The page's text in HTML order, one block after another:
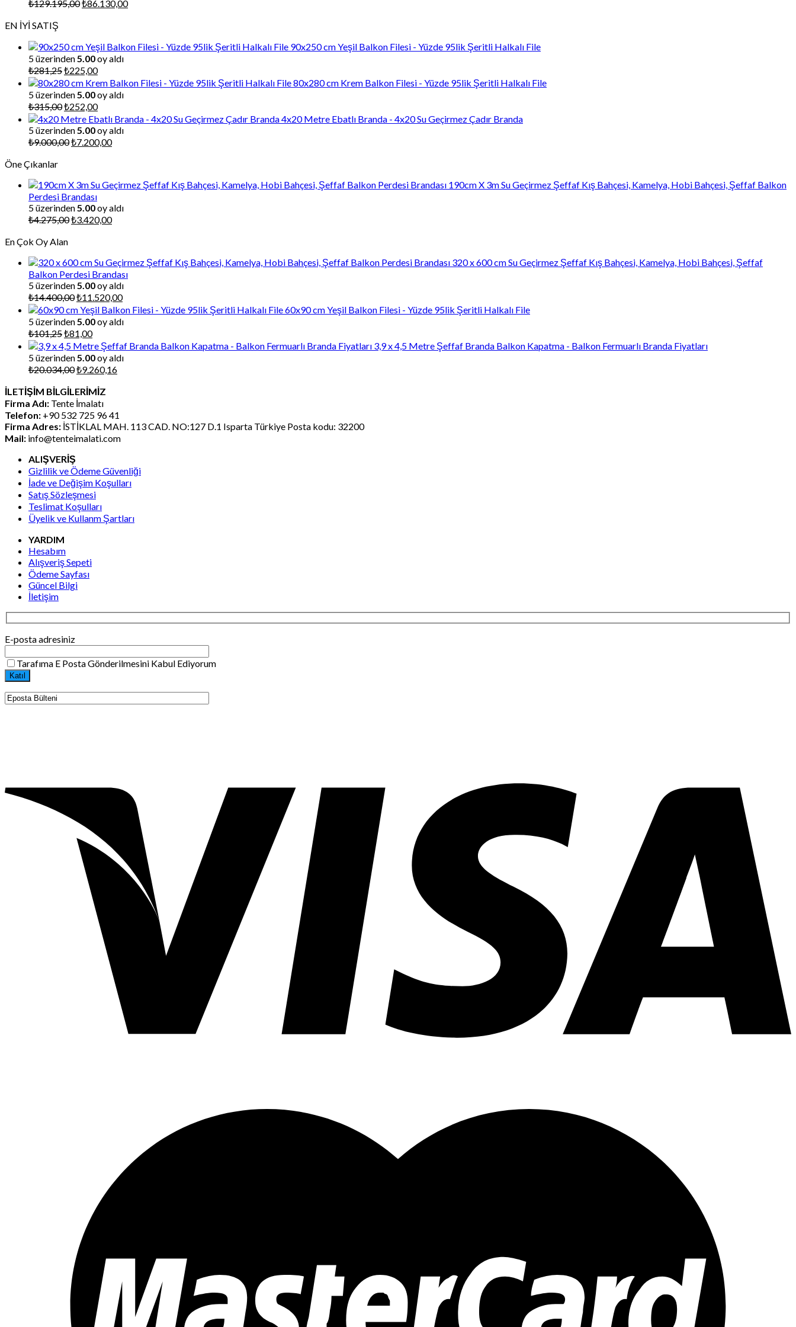
₺129.195,00₺86.130,00
EN İYİ SATIŞ
90x250 cm Yeşil Balkon Filesi - Yüzde 95lik Şeritli Halkalı File
5 üzerinden5.00oy aldı
₺281,25Orijinal
fiyat:
₺281,25.
₺225,00Şu
andaki
fiyat:
₺225,00.
80x280 cm Krem Balkon Filesi - Yüzde 95lik Şeritli Halkalı File
5 üzerinden5.00oy aldı
₺315,00Orijinal
fiyat:
₺315,00.
₺252,00Şu
andaki
fiyat:
₺252,00.
4x20 Metre Ebatlı Branda - 4x20 Su Geçirmez Çadır Branda
5 üzerinden5.00oy aldı
₺9.000,00Orijinal
₺7.200,00Şu
Öne Çıkanlar
190cm X 3m Su Geçirmez Şeffaf Kış Bahçesi, Kamelya, Hobi Bahçesi, Şeffaf Balkon
Perdesi Brandası
5 üzerinden5.00oy aldı
₺4.275,00Orijinal
₺3.420,00Şu
En Çok Oy Alan
320 x 600 cm Su Geçirmez Şeffaf Kış Bahçesi, Kamelya, Hobi Bahçesi, Şeffaf
Balkon Perdesi Brandası
5 üzerinden5.00oy aldı
₺14.400,00Orijinal
fiyat:
₺14.400,00.
₺11.520,00Şu
andaki
fiyat:
60x90 cm Yeşil Balkon Filesi - Yüzde 95lik Şeritli Halkalı File
5 üzerinden5.00oy aldı
₺101,25Orijinal
fiyat:
₺101,25.
₺81,00Şu
andaki
fiyat:
₺81,00.
3,9 x 4,5 Metre Şeffaf Branda Balkon Kapatma - Balkon Fermuarlı Branda Fiyatları
5 üzerinden5.00oy aldı
₺20.034,00Orijinal
₺20.034,00.
₺9.260,16Şu
İLETİŞİM BİLGİLERİMİZ
Firma Adı: Tente İmalatı
Telefon: +90 532 725 96 41
Firma Adres: İSTİKLAL MAH. 113 CAD. NO:127 D.1 Isparta Türkiye Posta kodu: 32200
Mail: info@tenteimalati.com
ALIŞVERİŞ
Gizlilik ve Ödeme Güvenliği
İade ve Değişim Koşulları
Satış Sözleşmesi
Teslimat Koşulları
Üyelik ve Kullanm Şartları
YARDIM
Hesabım
Alışveriş Sepeti
Ödeme Sayfası
Güncel Bilgi
İletişim
E-posta adresiniz
Tarafıma E Posta Gönderilmesini Kabul Ediyorum